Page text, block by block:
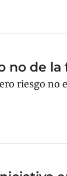
no de
riesgo